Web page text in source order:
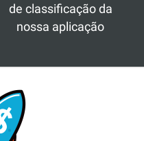
de classificação da
nossa aplicação